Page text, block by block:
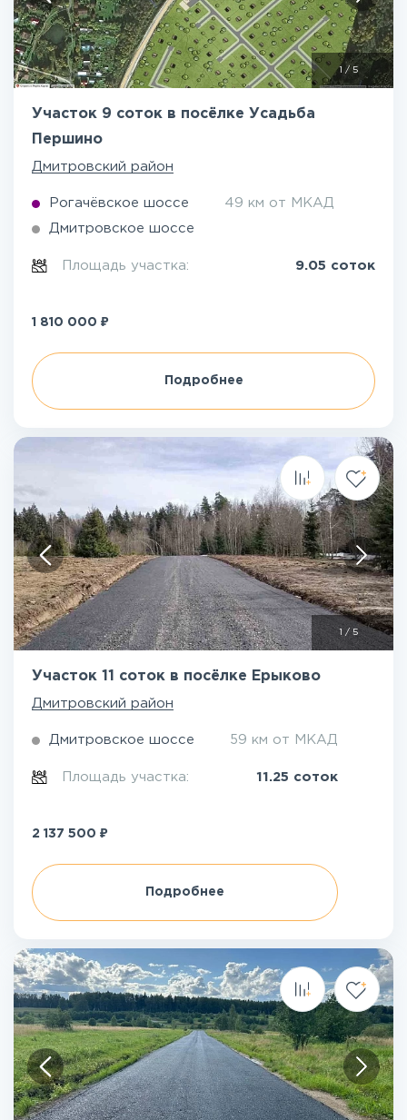
/ 5
Участок 9 соток в посёлке Усадьба
Першино
Дмитровский район
Рогачёвское шоссе 49 км от МКАД
Дмитровское шоссе
Площадь участка: 9.05 соток
1 810 000 ₽
Подробнее
1 / 5
Участок 11 соток в посёлке Ерыково
Дмитровский район
Дмитровское шоссе 59 км от МКАД
Площадь участка: 11.25 соток
2 137 500 ₽
Подробнее